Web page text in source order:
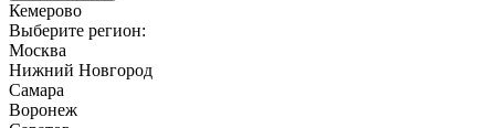
Кемерово
Выберите регион:
Москва
Нижний Новгород
Самара
Воронеж